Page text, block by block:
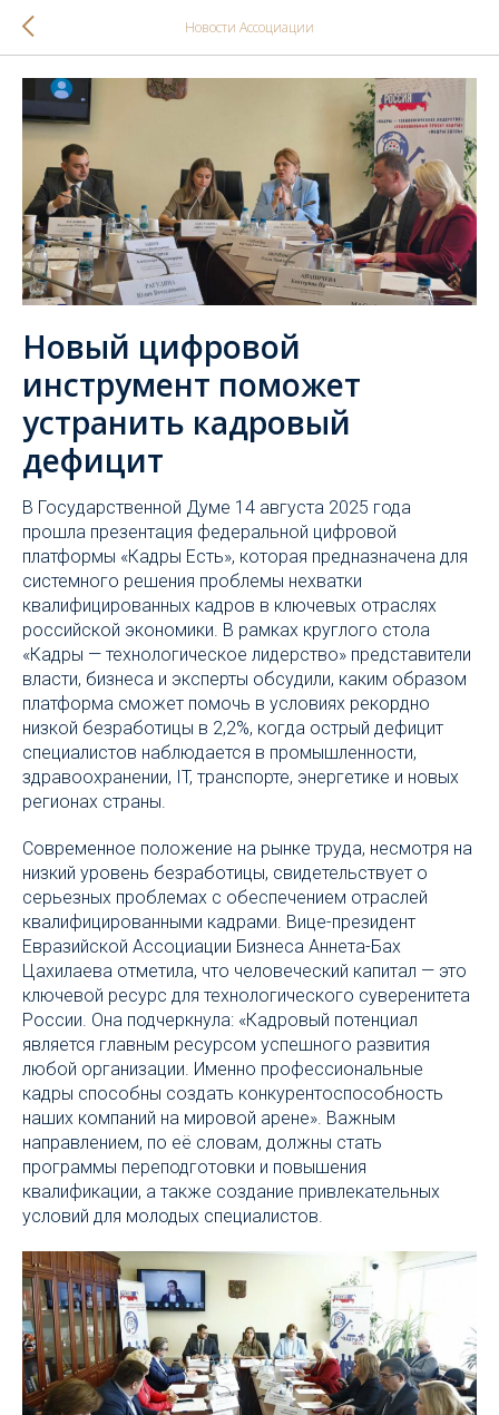
Новости Ассоциации
Новый цифровой
инструмент поможет
устранить кадровый
дефицит
В Государственной Думе 14 августа 2025 года
прошла презентация федеральной цифровой
платформы «Кадры Есть», которая предназначена для
системного решения проблемы нехватки
квалифицированных кадров в ключевых отраслях
российской экономики. В рамках круглого стола
«Кадры — технологическое лидерство» представители
власти, бизнеса и эксперты обсудили, каким образом
платформа сможет помочь в условиях рекордно
низкой безработицы в 2,2%, когда острый дефицит
специалистов наблюдается в промышленности,
здравоохранении, IT, транспорте, энергетике и новых
регионах страны.
Современное положение на рынке труда, несмотря на
низкий уровень безработицы, свидетельствует о
серьезных проблемах с обеспечением отраслей
квалифицированными кадрами. Вице-президент
Евразийской Ассоциации Бизнеса Аннета-Бах
Цахилаева отметила, что человеческий капитал — это
ключевой ресурс для технологического суверенитета
России. Она подчеркнула: «Кадровый потенциал
является главным ресурсом успешного развития
любой организации. Именно профессиональные
кадры способны создать конкурентоспособность
наших компаний на мировой арене». Важным
направлением, по её словам, должны стать
программы переподготовки и повышения
квалификации, а также создание привлекательных
условий для молодых специалистов.